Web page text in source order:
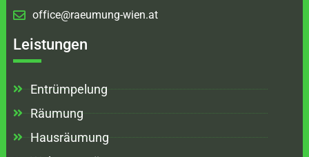
office@raeumung-wien.at
Leistungen
Entrümpelung
Räumung
Hausräumung